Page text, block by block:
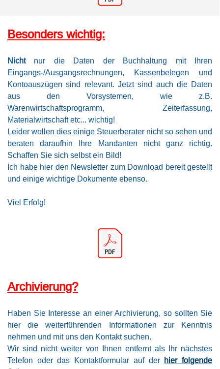
Besonders wichtig:
Nicht
nur die Daten der Buchhaltung mit Ihren
Eingangs-/Ausgangsrechnungen, Kassenbelegen und
Kontoauszügen sind relevant. Jetzt sind auch die Daten
aus den Vorsystemen, wie z.B.
Warenwirtschaftsprogramm, Zeiterfassung,
Materialwirtschaft etc... wichtig!
Leider wollen dies einige Steuerberater nicht so sehen und
beraten daraufhin Ihre Mandanten nicht ganz richtig.
Schaffen Sie sich selbst ein Bild!
Ich habe hier den Newsletter zum Download bereit gestellt
und einige wichtige Dokumente ebenso.
Viel Erfolg!
Archivierung?
Haben Sie Interesse an einer Archivierung, so sollten Sie
hier die weiterführenden Informationen zur Kenntnis
nehmen und mit uns den Kontakt suchen.
Wir sind nicht weiter von Ihnen entfernt als Ihr nächstes
Telefon oder das Kontaktformular auf der
hier folgende